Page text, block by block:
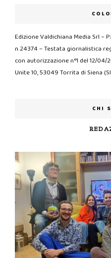
Edizione Valdichiana Media Srl –
n.24374 – Testata giornalistica
con autorizzazione n°1 del 12/04/
Unite 10, 53049 Torrita di Siena
CHI